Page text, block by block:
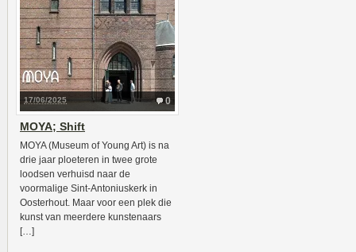
0
17/06/2025
MOYA; Shift
MOYA (Museum of Young Art) is na
drie jaar ploeteren in twee grote
loodsen verhuisd naar de
voormalige Sint-Antoniuskerk in
Oosterhout. Maar voor een plek die
kunst van meerdere kunstenaars
[…]